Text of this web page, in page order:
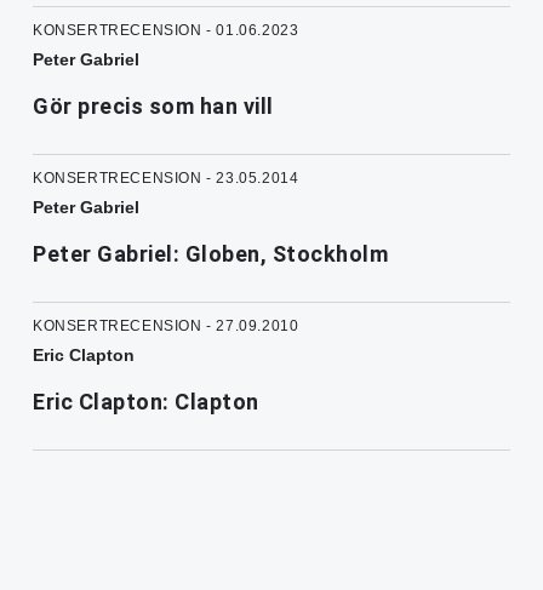
KONSERTRECENSION - 01.06.2023
Peter Gabriel
Gör precis som han vill
KONSERTRECENSION - 23.05.2014
Peter Gabriel
Peter Gabriel: Globen, Stockholm
KONSERTRECENSION - 27.09.2010
Eric Clapton
Eric Clapton: Clapton